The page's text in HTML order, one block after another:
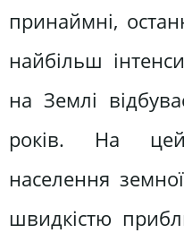
принаймні,
найбільш
на Землі
років. На цей
населення
швидкістю